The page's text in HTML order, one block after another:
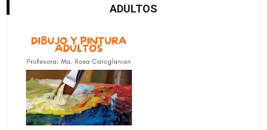
ADULTOS